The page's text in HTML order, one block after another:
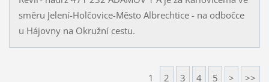
směru Jelení-Holčovice-Město Albrechtice - na odbočce
u Hájovny na Okružní cestu.
1 2 3 4 5 > >>